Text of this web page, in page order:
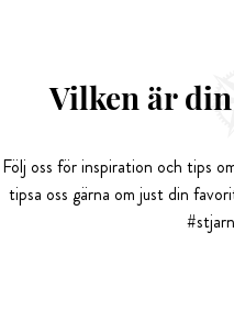
Vilken är
Följ oss för inspiration och tips
tipsa oss gärna om just din